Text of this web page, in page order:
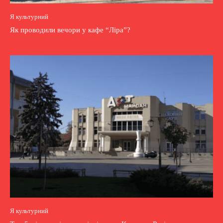
Я культурний
Як проводили вечори у кафе “Ліра”?
Я культурний